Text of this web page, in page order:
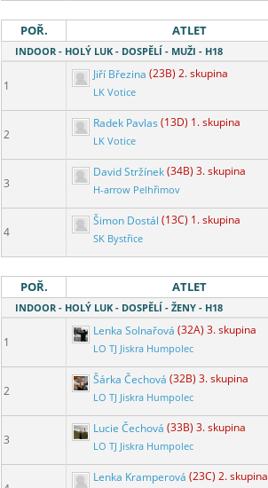
POŘ. ATLET
INDOOR - HOLÝ LUK - DOSPĚLÍ - MUŽI - H18
1
Jiří Březina (23B) 2. skupina
LK Votice
2
Radek Pavlas (13D) 1. skupina
LK Votice
3
David Stržínek(34B) 3. skupina
H-arrow Pelhřimov
4
Šimon Dostál (13C) 1. skupina
SK Bystřice
POŘ. ATLET
INDOOR - HOLÝ LUK - DOSPĚLÍ - ŽENY - H18
1
Lenka Solnařová (32A) 3. skupina
LO TJ Jiskra Humpolec
2
Šárka Čechová (32B) 3. skupina
LO TJ Jiskra Humpolec
3
Lucie Čechová (33B) 3. skupina
LO TJ Jiskra Humpolec
Lenka Kramperová (23C) 2. skupina